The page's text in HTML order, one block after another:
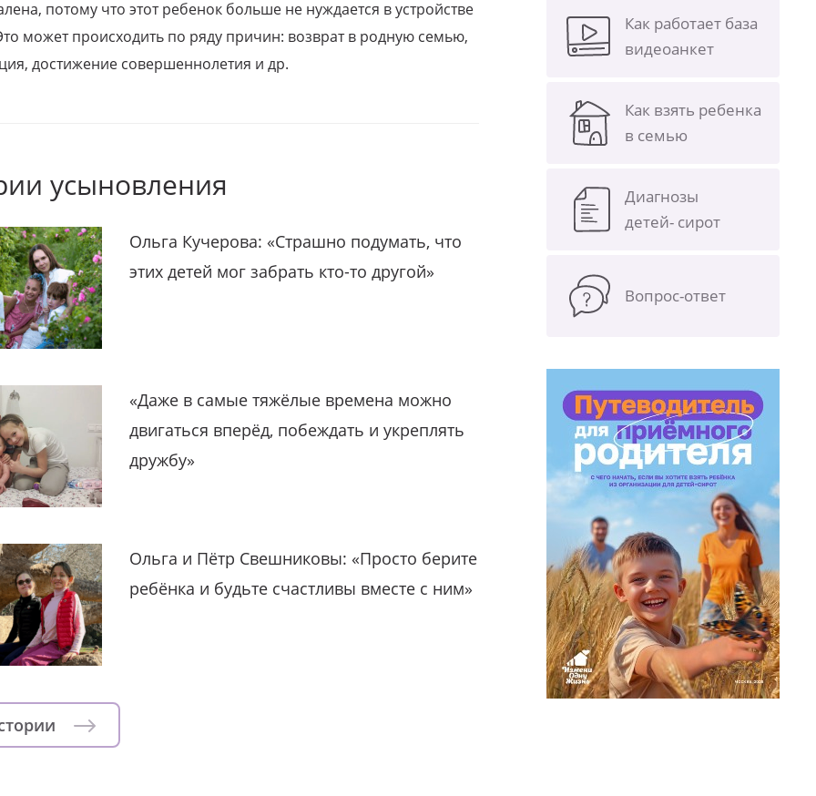
потому что этот ребенок больше не нуждается в устройстве
может происходить по ряду причин: возврат в родную семью,
достижение совершеннолетия и др.
усыновления
Ольга Кучерова: «Страшно подумать, что
этих детей мог забрать кто-то другой»
«Даже в самые тяжёлые времена можно
двигаться вперёд, побеждать и укреплять
дружбу»
Ольга и Пётр Свешниковы: «Просто берите
ребёнка и будьте счастливы вместе с ним»
Как работает база
видеоанкет
Как взять ребенка
в семью
Диагнозы
детей- сирот
Вопрос-ответ